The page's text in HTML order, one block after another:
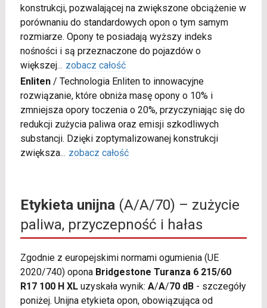
konstrukcji, pozwalającej na zwiększone obciążenie w
porównaniu do standardowych opon o tym samym
rozmiarze. Opony te posiadają wyższy indeks
nośności i są przeznaczone do pojazdów o
większej... zobacz całość
Enliten/ Technologia Enliten to innowacyjne
rozwiązanie, które obniża masę opony o 10% i
zmniejsza opory toczenia o 20%, przyczyniając się do
redukcji zużycia paliwa oraz emisji szkodliwych
substancji. Dzięki zoptymalizowanej konstrukcji
zwiększa... zobacz całość
Etykieta unijna(A/A/70) – zużycie
paliwa, przyczepność i hałas
Zgodnie z europejskimi normami ogumienia (UE
2020/740) opona Bridgestone Turanza 6 215/60
R17 100 H XLuzyskała wynik: A/A/70 dB- szczegóły
poniżej. Unijna etykieta opon, obowiązująca od